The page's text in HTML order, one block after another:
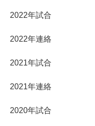
2022年試合
2022年連絡
2021年試合
2021年連絡
2020年試合